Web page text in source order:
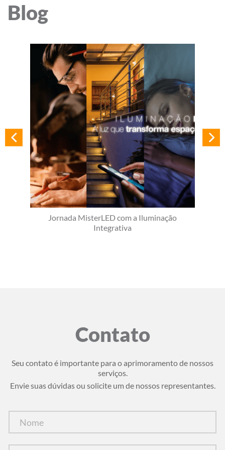
Blog
Jornada MisterLED com a Iluminação
Integrativa
Contato
Seu contato é importante para o aprimoramento de nossos
serviços.
Envie suas dúvidas ou solicite um de nossos representantes.